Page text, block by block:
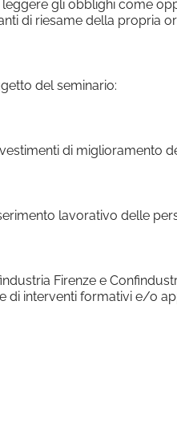
gli obblighi come
di riesame della propria
del seminario:
di miglioramento
lavorativo delle
Firenze e
di interventi formativi e/o